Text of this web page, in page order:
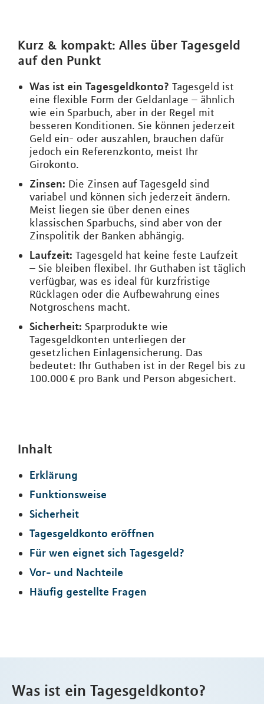
Kurz & kompakt: Alles über Tagesgeld
auf den Punkt
Was ist ein Tagesgeldkonto? Tagesgeld ist
eine flexible Form der Geldanlage – ähnlich
wie ein Sparbuch, aber in der Regel mit
besseren Konditionen. Sie können jederzeit
Geld ein- oder auszahlen, brauchen dafür
jedoch ein Referenzkonto, meist Ihr
Girokonto.
Zinsen: Die Zinsen auf Tagesgeld sind
variabel und können sich jederzeit ändern.
Meist liegen sie über denen eines
klassischen Sparbuchs, sind aber von der
Zinspolitik der Banken abhängig.
Laufzeit: Tagesgeld hat keine feste Laufzeit
– Sie bleiben flexibel. Ihr Guthaben ist täglich
verfügbar, was es ideal für kurzfristige
Rücklagen oder die Aufbewahrung eines
Notgroschens macht.
Sicherheit: Sparprodukte wie
Tagesgeldkonten unterliegen der
gesetzlichen Einlagensicherung. Das
bedeutet: Ihr Guthaben ist in der Regel bis zu
100.000 € pro Bank und Person abgesichert.
Inhalt
Erklärung
Funktionsweise
Sicherheit
Tagesgeldkonto eröffnen
Für wen eignet sich Tagesgeld?
Vor- und Nachteile
Häufig gestellte Fragen
Was ist ein Tagesgeldkonto?